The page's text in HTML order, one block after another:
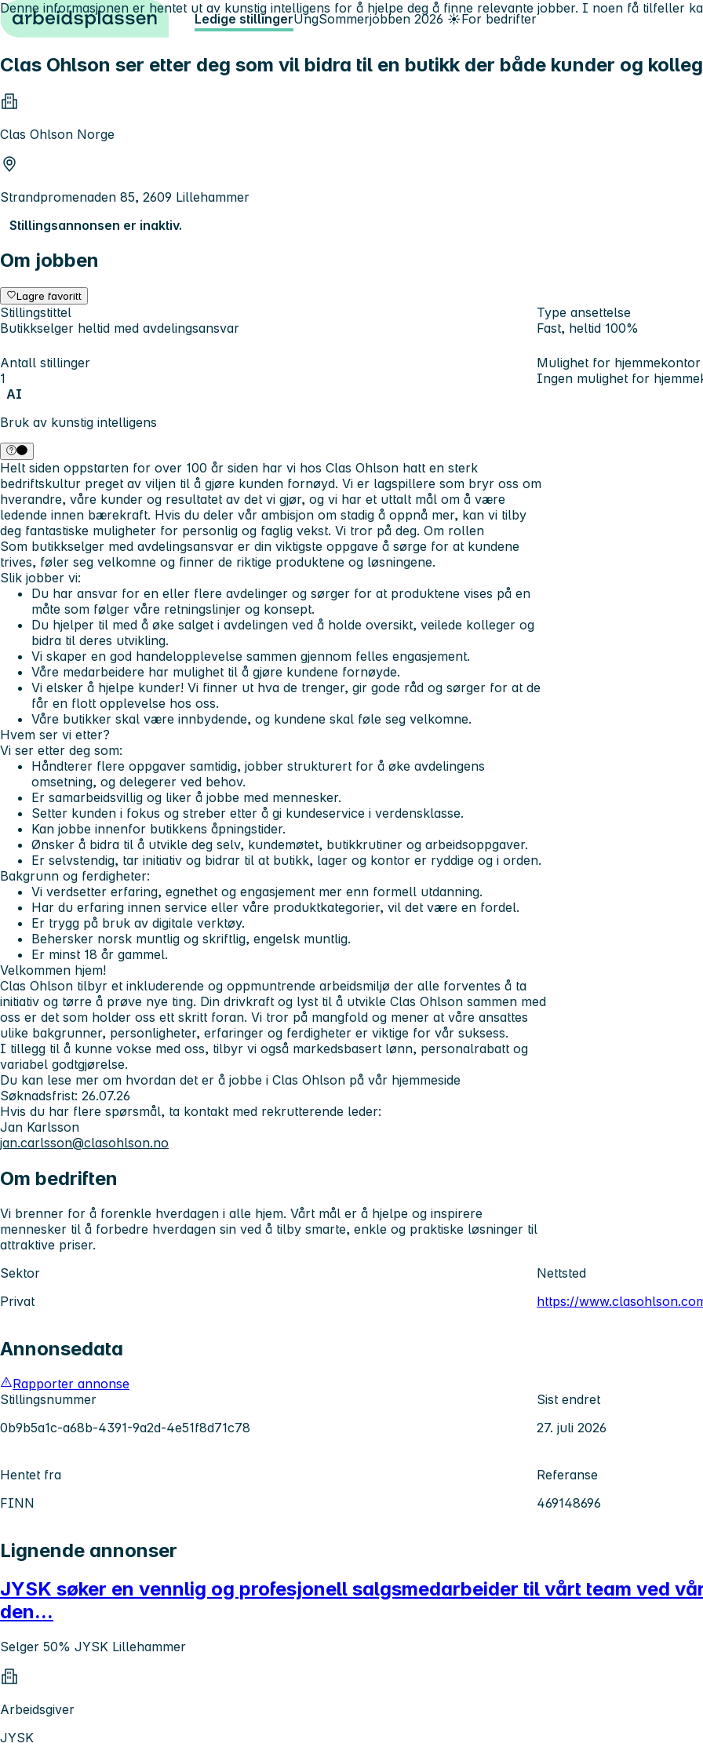
Hopp til innhold Ledige stillingerUngSommerjobben 2026 ☀️For bedrifter
Clas Ohlson ser etter deg som vil bidra til en butikk der både kunder og
Clas Ohlson Norge
Strandpromenaden 85, 2609 Lillehammer
Stillingsannonsen er inaktiv.
Om jobben
Lagre favoritt
Stillingstittel
Butikkselger heltid med avdelingsansvar
Type ansettelse
Fast, heltid 100%
Antall stillinger
1
Mulighet for hjemmekontor
Ingen mulighet for
AI
Bruk av kunstig intelligens
Denne informasjonen er hentet ut av kunstig intelligens for å hjelpe deg å finne relevante jobber. I noen få tilfeller
Helt siden oppstarten for over 100 år siden har vi hos Clas Ohlson hatt en sterk
bedriftskultur preget av viljen til å gjøre kunden fornøyd. Vi er lagspillere som bryr oss om
hverandre, våre kunder og resultatet av det vi gjør, og vi har et uttalt mål om å være
ledende innen bærekraft. Hvis du deler vår ambisjon om stadig å oppnå mer, kan vi tilby
deg fantastiske muligheter for personlig og faglig vekst. Vi tror på deg. Om rollen
Som butikkselger med avdelingsansvar er din viktigste oppgave å sørge for at kundene
trives, føler seg velkomne og finner de riktige produktene og løsningene.
Slik jobber vi:
Du har ansvar for en eller flere avdelinger og sørger for at produktene vises på en
måte som følger våre retningslinjer og konsept.
Du hjelper til med å øke salget i avdelingen ved å holde oversikt, veilede kolleger og
bidra til deres utvikling.
Vi skaper en god handelopplevelse sammen gjennom felles engasjement.
Våre medarbeidere har mulighet til å gjøre kundene fornøyde.
Vi elsker å hjelpe kunder! Vi finner ut hva de trenger, gir gode råd og sørger for at de
får en flott opplevelse hos oss.
Våre butikker skal være innbydende, og kundene skal føle seg velkomne.
Hvem ser vi etter?
Vi ser etter deg som:
Håndterer flere oppgaver samtidig, jobber strukturert for å øke avdelingens
omsetning, og delegerer ved behov.
Er samarbeidsvillig og liker å jobbe med mennesker.
Setter kunden i fokus og streber etter å gi kundeservice i verdensklasse.
Kan jobbe innenfor butikkens åpningstider.
Ønsker å bidra til å utvikle deg selv, kundemøtet, butikkrutiner og arbeidsoppgaver.
Er selvstendig, tar initiativ og bidrar til at butikk, lager og kontor er ryddige og i orden.
Bakgrunn og ferdigheter:
Vi verdsetter erfaring, egnethet og engasjement mer enn formell utdanning.
Har du erfaring innen service eller våre produktkategorier, vil det være en fordel.
Er trygg på bruk av digitale verktøy.
Behersker norsk muntlig og skriftlig, engelsk muntlig.
Er minst 18 år gammel.
Velkommen hjem!
Clas Ohlson tilbyr et inkluderende og oppmuntrende arbeidsmiljø der alle forventes å ta
initiativ og tørre å prøve nye ting. Din drivkraft og lyst til å utvikle Clas Ohlson sammen med
oss er det som holder oss ett skritt foran. Vi tror på mangfold og mener at våre ansattes
ulike bakgrunner, personligheter, erfaringer og ferdigheter er viktige for vår suksess.
I tillegg til å kunne vokse med oss, tilbyr vi også markedsbasert lønn, personalrabatt og
variabel godtgjørelse.
Du kan lese mer om hvordan det er å jobbe i Clas Ohlson på vår hjemmeside
Søknadsfrist: 26.07.26
Hvis du har flere spørsmål, ta kontakt med rekrutterende leder:
Jan Karlsson
jan.carlsson@clasohlson.no
Om bedriften
Vi brenner for å forenkle hverdagen i alle hjem. Vårt mål er å hjelpe og inspirere
mennesker til å forbedre hverdagen sin ved å tilby smarte, enkle og praktiske løsninger til
attraktive priser.
Sektor
Privat
Nettsted
https://
Annonsedata
Rapporter annonse
Stillingsnummer
0b9b5a1c-a68b-4391-9a2d-4e51f8d71c78
Sist endret
27. juli 2026
Hentet fra
FINN
Referanse
469148696
Lignende annonser
JYSK søker en vennlig og profesjonell salgsmedarbeider til vårt team ved
den...
Selger 50% JYSK Lillehammer
Arbeidsgiver
JYSK